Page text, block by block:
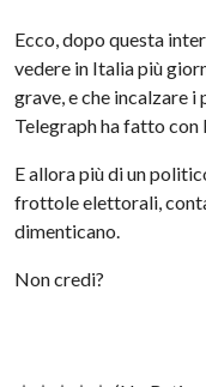
Ecco, dopo questa
vedere in Italia più
grave, e che incalzare
Telegraph ha fatto con
E allora più di un
frottole elettorali,
dimenticano.
Non credi?